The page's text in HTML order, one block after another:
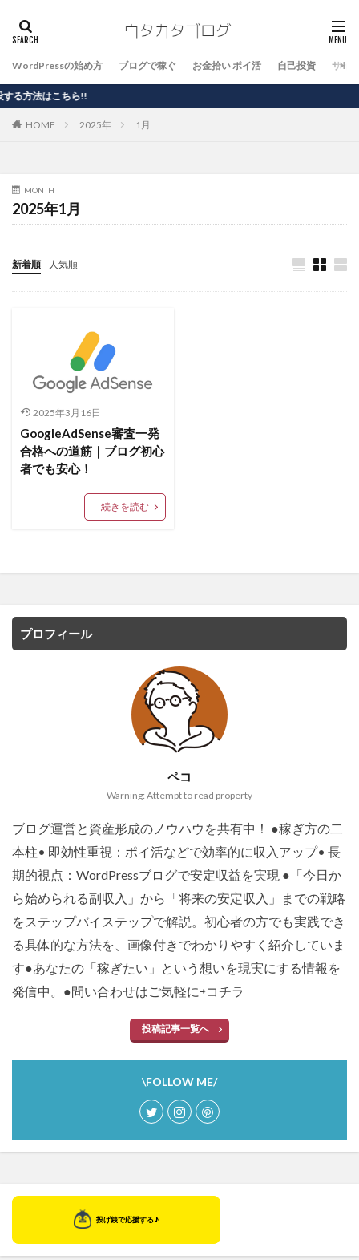
WordPressの始め方 ブログで稼ぐ お金拾い ポイ活 自己投資 サイ
こちら!!
HOME 2025年 1月
MONTH
2025年1月
新着順 人気順
2025年3月16日
GoogleAdSense審査一発
合格への道筋｜ブログ初心
者でも安心！
続きを読む
プロフィール
ペコ
Warning: Attempt to read property
ブログ運営と資産形成のノウハウを共有中！ ●稼ぎ方の二
本柱• 即効性重視：ポイ活などで効率的に収入アップ• 長
期的視点：WordPressブログで安定収益を実現 ●「今日か
ら始められる副収入」から「将来の安定収入」までの戦略
をステップバイステップで解説。初心者の方でも実践でき
る具体的な方法を、画像付きでわかりやすく紹介していま
す●あなたの「稼ぎたい」という想いを現実にする情報を
発信中。●問い合わせはご気軽に⇨コチラ
投稿記事一覧へ
\FOLLOW ME/